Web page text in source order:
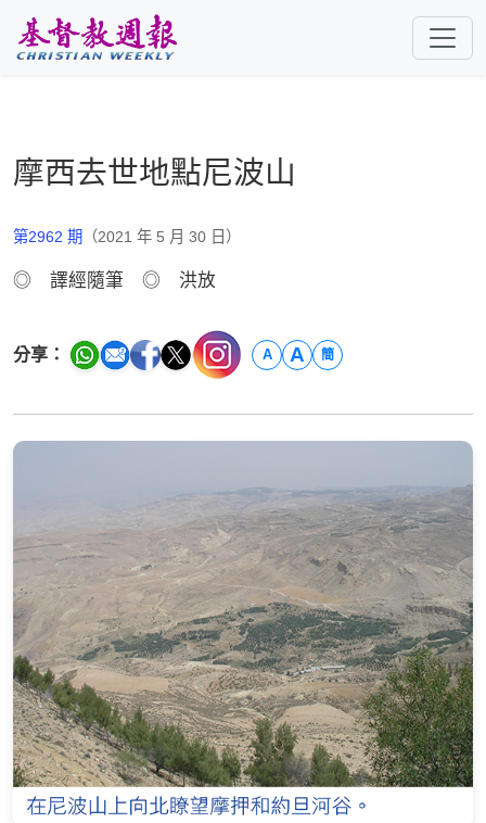
摩西去世地點尼波山
第2962 期 （2021 年 5 月 30 日）
◎ 譯經隨筆 ◎ 洪放
分享： A A 簡